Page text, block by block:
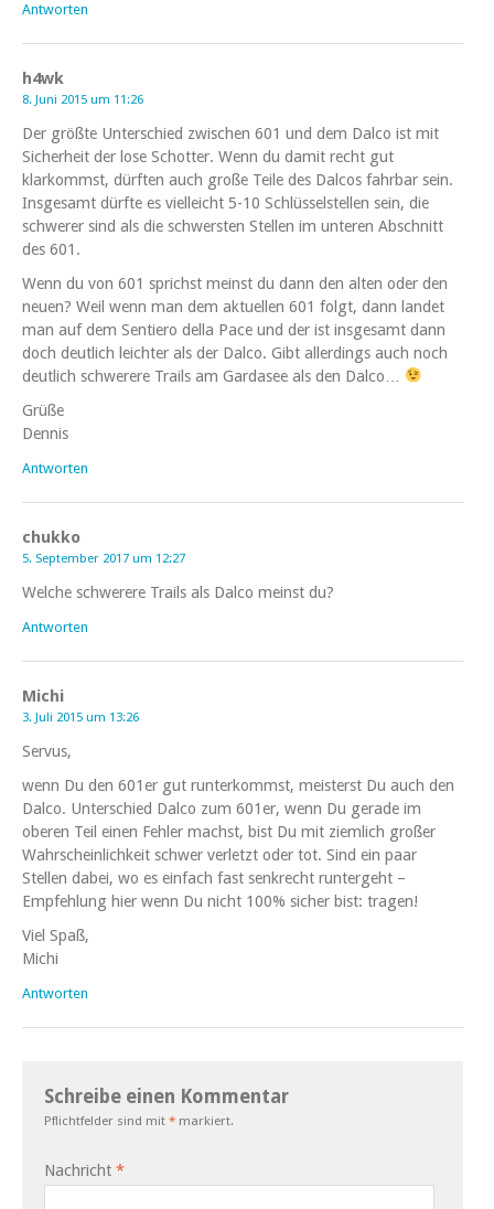
Antworten
h4wk
8. Juni 2015 um 11:26
Der größte Unterschied zwischen 601 und dem Dalco ist mit
Sicherheit der lose Schotter. Wenn du damit recht gut
klarkommst, dürften auch große Teile des Dalcos fahrbar sein.
Insgesamt dürfte es vielleicht 5-10 Schlüsselstellen sein, die
schwerer sind als die schwersten Stellen im unteren Abschnitt
des 601.
Wenn du von 601 sprichst meinst du dann den alten oder den
neuen? Weil wenn man dem aktuellen 601 folgt, dann landet
man auf dem Sentiero della Pace und der ist insgesamt dann
doch deutlich leichter als der Dalco. Gibt allerdings auch noch
deutlich schwerere Trails am Gardasee als den Dalco…
Grüße
Dennis
Antworten
chukko
5. September 2017 um 12:27
Welche schwerere Trails als Dalco meinst du?
Antworten
Michi
3. Juli 2015 um 13:26
Servus,
wenn Du den 601er gut runterkommst, meisterst Du auch den
Dalco. Unterschied Dalco zum 601er, wenn Du gerade im
oberen Teil einen Fehler machst, bist Du mit ziemlich großer
Wahrscheinlichkeit schwer verletzt oder tot. Sind ein paar
Stellen dabei, wo es einfach fast senkrecht runtergeht –
Empfehlung hier wenn Du nicht 100% sicher bist: tragen!
Viel Spaß,
Michi
Antworten
Schreibe einen Kommentar
Pflichtfelder sind mit * markiert.
Nachricht *